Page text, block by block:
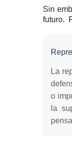
Sin
futuro.
La
o
la